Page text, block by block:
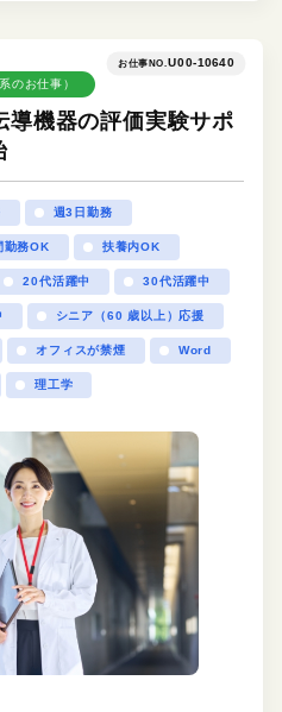
お仕事NO.U00-10640
のお仕事）
導機器の評価実験サポ
週3日勤務
勤務OK 扶養内OK
20代活躍中 30代活躍中
シニア（60 歳以上）応援
オフィスが禁煙 Word
理工学